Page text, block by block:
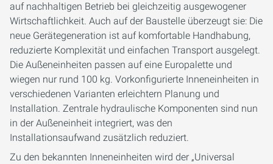
auf nachhaltigen Betrieb bei gleichzeitig ausgewogener
Wirtschaftlichkeit. Auch auf der Baustelle überzeugt sie: Die
neue Gerätegeneration ist auf komfortable Handhabung,
reduzierte Komplexität und einfachen Transport ausgelegt.
Die Außeneinheiten passen auf eine Europalette und
wiegen nur rund 100 kg. Vorkonfigurierte Inneneinheiten in
verschiedenen Varianten erleichtern Planung und
Installation. Zentrale hydraulische Komponenten sind nun
in der Außeneinheit integriert, was den
Installationsaufwand zusätzlich reduziert.
Zu den bekannten Inneneinheiten wird der „Universal